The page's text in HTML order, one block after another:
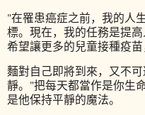
"在罹患癌症之前，我的人
標。現在，我的任務是提高
希望讓更多的兒童接種疫
麵對自己即將到來，又不
靜。"把每天都當作是你生
是他保持平靜的魔法。